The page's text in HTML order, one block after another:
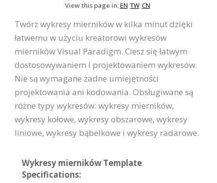
View this page in:EN TW CN
Twórz wykresy mierników w kilka minut dzięki
łatwemu w użyciu kreatorowi wykresów
mierników Visual Paradigm. Ciesz się łatwym
dostosowywaniem i projektowaniem wykresów.
Nie są wymagane żadne umiejętności
projektowania ani kodowania. Obsługiwane są
różne typy wykresów: wykresy mierników,
wykresy kołowe, wykresy obszarowe, wykresy
liniowe, wykresy bąbelkowe i wykresy radarowe.
Wykresy mierników Template
Specifications: